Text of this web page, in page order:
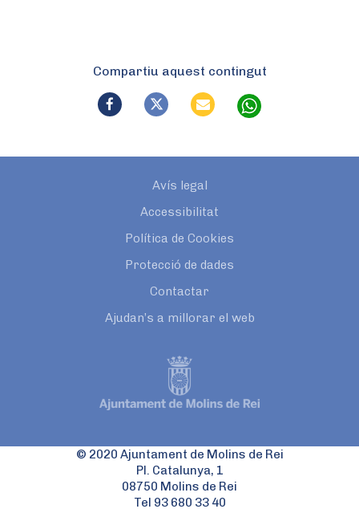
Compartiu aquest contingut
Avís legal
Accessibilitat
Política de Cookies
Protecció de dades
Contactar
Ajudan’s a millorar el web
© 2020 Ajuntament de Molins de Rei
Pl. Catalunya, 1
08750 Molins de Rei
Tel 93 680 33 40